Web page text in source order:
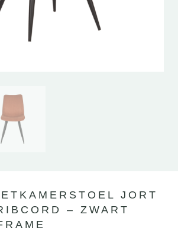
JORT
– ZWART